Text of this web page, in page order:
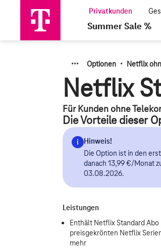
Summer Sale %
··· Optionen · Netflix
Netflix
Für Kunden ohne
Die Vorteile dieser